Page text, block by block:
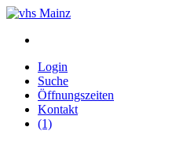
Login
Suche
Öffnungszeiten
Kontakt
(1)